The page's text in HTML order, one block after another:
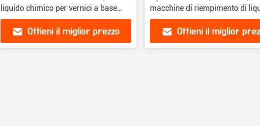
liquido chimico per vernici a base
d'acqua
Ottieni il miglior prezzo
macchine di riempimento di
vernici a base d'acqua
Ottieni il miglior